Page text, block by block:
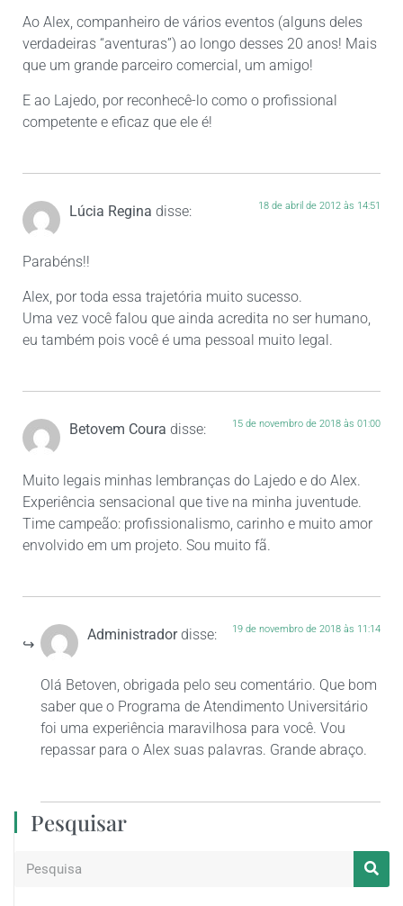
Ao Alex, companheiro de vários eventos (alguns deles
verdadeiras “aventuras”) ao longo desses 20 anos! Mais
que um grande parceiro comercial, um amigo!
E ao Lajedo, por reconhecê-lo como o profissional
competente e eficaz que ele é!
Lúcia Regina disse: 18 de abril de 2012 às 14:51
Parabéns!!
Alex, por toda essa trajetória muito sucesso.
Uma vez você falou que ainda acredita no ser humano,
eu também pois você é uma pessoal muito legal.
Betovem Coura disse: 15 de novembro de 2018 às 01:00
Muito legais minhas lembranças do Lajedo e do Alex.
Experiência sensacional que tive na minha juventude.
Time campeão: profissionalismo, carinho e muito amor
envolvido em um projeto. Sou muito fã.
Administrador disse: 19 de novembro de 2018 às 11:14
Olá Betoven, obrigada pelo seu comentário. Que bom
saber que o Programa de Atendimento Universitário
foi uma experiência maravilhosa para você. Vou
repassar para o Alex suas palavras. Grande abraço.
Pesquisar